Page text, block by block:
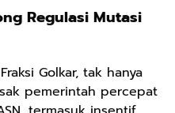
Regulasi Mutasi
Golkar, tak hanya
pemerintah percepat